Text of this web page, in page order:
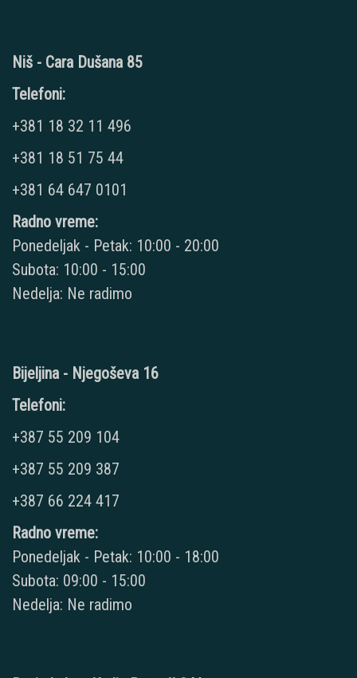
Niš - Cara Dušana 85
Telefoni:
+381 18 32 11 496
+381 18 51 75 44
+381 64 647 0101
Radno vreme:
Ponedeljak - Petak: 10:00 - 20:00
Subota: 10:00 - 15:00
Nedelja: Ne radimo
Bijeljina - Njegoševa 16
Telefoni:
+387 55 209 104
+387 55 209 387
+387 66 224 417
Radno vreme:
Ponedeljak - Petak: 10:00 - 18:00
Subota: 09:00 - 15:00
Nedelja: Ne radimo